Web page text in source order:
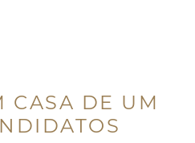
CASA DE UM